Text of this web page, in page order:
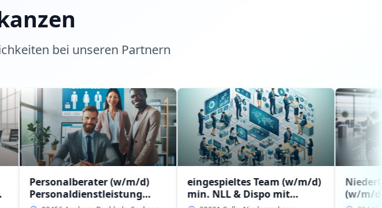
bei unseren Partnern
(w/m/d)
eingespieltes Team (w/m/d)
min. NLL & Dispo mit
(w/m/d) mit